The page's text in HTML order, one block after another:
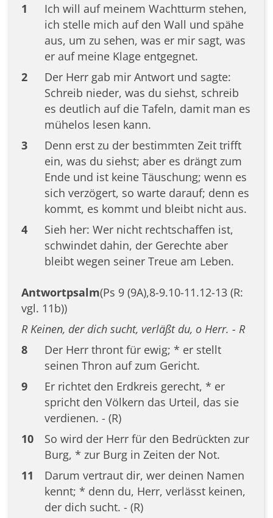
1
Ich will auf meinem Wachtturm stehen,
ich stelle mich auf den Wall und spähe
aus, um zu sehen, was er mir sagt, was
er auf meine Klage entgegnet.
2
Der Herr gab mir Antwort und sagte:
Schreib nieder, was du siehst, schreib
es deutlich auf die Tafeln, damit man es
mühelos lesen kann.
3
Denn erst zu der bestimmten Zeit trifft
ein, was du siehst; aber es drängt zum
Ende und ist keine Täuschung; wenn es
sich verzögert, so warte darauf; denn es
kommt, es kommt und bleibt nicht aus.
4
Sieh her: Wer nicht rechtschaffen ist,
schwindet dahin, der Gerechte aber
bleibt wegen seiner Treue am Leben.
Antwortpsalm(Ps 9 (9A),8-9.10-11.12-13 (R:
vgl. 11b))
R Keinen, der dich sucht, verläßt du, o Herr. - R
8
Der Herr thront für ewig; * er stellt
seinen Thron auf zum Gericht.
9
Er richtet den Erdkreis gerecht, * er
spricht den Völkern das Urteil, das sie
verdienen. - (R)
10
So wird der Herr für den Bedrückten zur
Burg, * zur Burg in Zeiten der Not.
11
Darum vertraut dir, wer deinen Namen
kennt; * denn du, Herr, verlässt keinen,
der dich sucht. - (R)